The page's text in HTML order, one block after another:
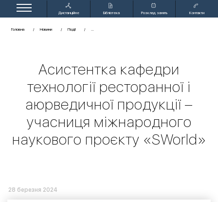
Дистанційне
Бібліотека Розклад занять Контакти
Головна Новини Події
Асистентка кафедри
технології ресторанної і
аюрведичної продукції –
учасниця міжнародного
наукового проєкту «SWorld»
28 березня 2024